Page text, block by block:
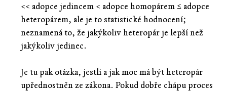
<< adopce jedincem < adopce homopárem ≤ adopce
heteropárem, ale je to statistické hodnocení;
neznamená to, že jakýkoliv heteropár je lepší než
jakýkoliv jedinec.
Je tu pak otázka, jestli a jak moc má být heteropár
upřednostněn ze zákona. Pokud dobře chápu proces